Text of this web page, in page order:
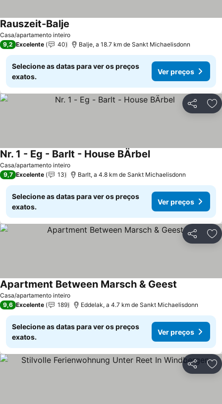
Casa/apartamento inteiro
Rauszeit-Balje
9,2 Excelente 40 Balje, a 18.7 km de Sankt Michaelisdonn
Selecione as datas para ver os preços
exatos.
Ver preços
Partilhar
Casa/apartamento inteiro
Nr. 1 - Eg - Barlt - House BÄrbel
9,7 Excelente 13 Barlt, a 4.8 km de Sankt Michaelisdonn
Selecione as datas para ver os preços
exatos.
Ver preços
Partilhar
Casa/apartamento inteiro
Apartment Between Marsch & Geest
9,6 Excelente 189 Eddelak, a 4.7 km de Sankt Michaelisdonn
Selecione as datas para ver os preços
exatos.
Ver preços
Partilhar